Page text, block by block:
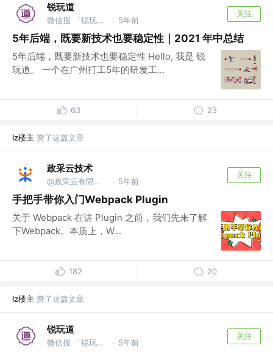
锐玩道
微信搜 「锐玩道」 · 5年前
关注
5年后端，既要新技术也要稳定性｜2021 年中总结
5年后端，既要新技术也要稳定性 Hello, 我是 锐
玩道。 一个在广州打工5年的研发工...
63 23
lz楼主 赞了这篇文章
政采云技术
@政采云有限公司@政采云技术 · 5年前
关注
手把手带你入门Webpack Plugin
关于 Webpack 在讲 Plugin 之前，我们先来了解
下Webpack。本质上，W...
182 20
lz楼主 赞了这篇文章
锐玩道
微信搜 「锐玩道」 · 5年前
关注